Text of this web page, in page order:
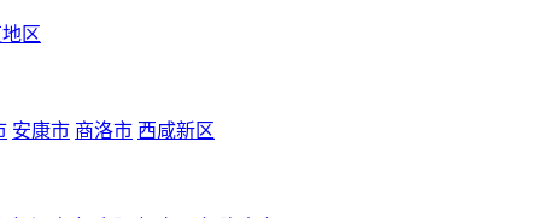
区
安康市 商洛市 西咸新区